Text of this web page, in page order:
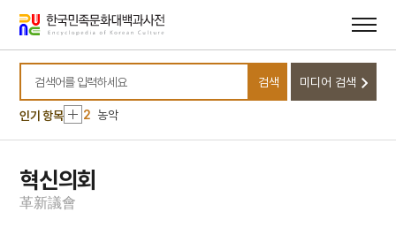
바로가기
바로가기
검색어를 입력하세요
검색 미디어 검색
인기 항목
10 세조
1 금성대군
2 농악
3 판소리
4
혁신의회
革新議會